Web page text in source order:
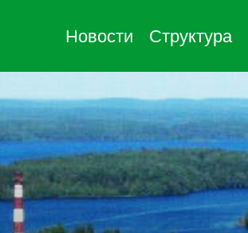
Новости Структура